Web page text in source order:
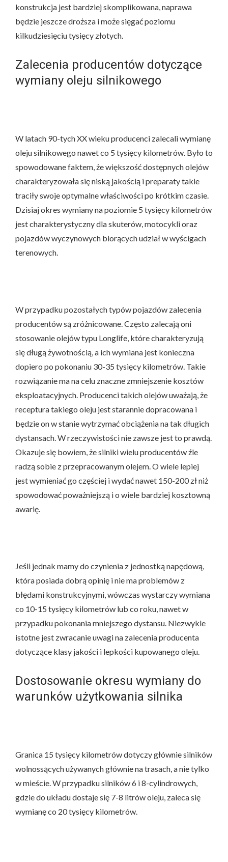
konstrukcja jest bardziej skomplikowana, naprawa
będzie jeszcze droższa i może sięgać poziomu
kilkudziesięciu tysięcy złotych.
Zalecenia producentów dotyczące
wymiany oleju silnikowego
W latach 90-tych XX wieku producenci zalecali wymianę
oleju silnikowego nawet co 5 tysięcy kilometrów. Było to
spowodowane faktem, że większość dostępnych olejów
charakteryzowała się niską jakością i preparaty takie
traciły swoje optymalne właściwości po krótkim czasie.
Dzisiaj okres wymiany na poziomie 5 tysięcy kilometrów
jest charakterystyczny dla skuterów, motocykli oraz
pojazdów wyczynowych biorących udział w wyścigach
terenowych.
W przypadku pozostałych typów pojazdów zalecenia
producentów są zróżnicowane. Często zalecają oni
stosowanie olejów typu Longlife, które charakteryzują
się długą żywotnością, a ich wymiana jest konieczna
dopiero po pokonaniu 30-35 tysięcy kilometrów. Takie
rozwiązanie ma na celu znaczne zmniejszenie kosztów
eksploatacyjnych. Producenci takich olejów uważają, że
receptura takiego oleju jest starannie dopracowana i
będzie on w stanie wytrzymać obciążenia na tak długich
dystansach. W rzeczywistości nie zawsze jest to prawdą.
Okazuje się bowiem, że silniki wielu producentów źle
radzą sobie z przepracowanym olejem. O wiele lepiej
jest wymieniać go częściej i wydać nawet 150-200 zł niż
spowodować poważniejszą i o wiele bardziej kosztowną
awarię.
Jeśli jednak mamy do czynienia z jednostką napędową,
która posiada dobrą opinię i nie ma problemów z
błędami konstrukcyjnymi, wówczas wystarczy wymiana
co 10-15 tysięcy kilometrów lub co roku, nawet w
przypadku pokonania mniejszego dystansu. Niezwykle
istotne jest zwracanie uwagi na zalecenia producenta
dotyczące klasy jakości i lepkości kupowanego oleju.
Dostosowanie okresu wymiany do
warunków użytkowania silnika
Granica 15 tysięcy kilometrów dotyczy głównie silników
wolnossących używanych głównie na trasach, a nie tylko
w mieście. W przypadku silników 6 i 8-cylindrowych,
gdzie do układu dostaje się 7-8 litrów oleju, zaleca się
wymianę co 20 tysięcy kilometrów.